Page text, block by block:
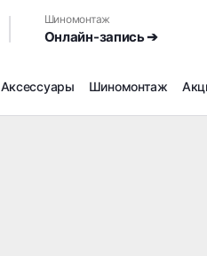
Шиномонтаж
Онлайн-запись ➔
Аксессуары Шиномонтаж